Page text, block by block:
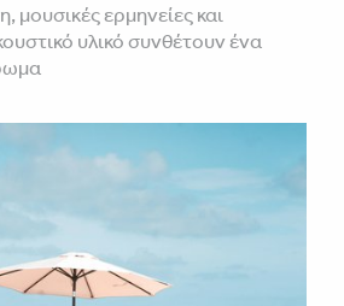
ερμηνείες και
υλικό συνθέτουν ένα